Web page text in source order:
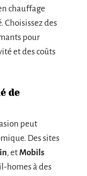
chauffage
Choisissez des
pour
et des coûts
de
peut
Des sites
, et Mobils
homes à des